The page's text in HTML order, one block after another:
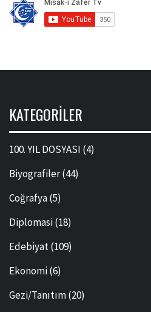
KATEGORILER
100. YIL DOSYASI (4)
Biyografiler(44)
Coğrafya(5)
Diplomasi(18)
Edebiyat(109)
Ekonomi(6)
Gezi/Tanıtım(20)